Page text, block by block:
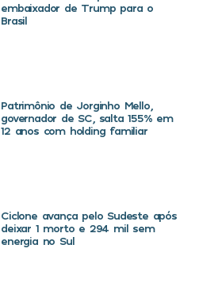
embaixador de Trump para o
Brasil
Patrimônio de Jorginho Mello,
governador de SC, salta 155% em
12 anos com holding familiar
Ciclone avança pelo Sudeste após
deixar 1 morto e 294 mil sem
energia no Sul